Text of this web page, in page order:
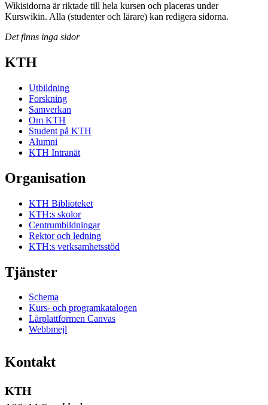
Wikisidorna är riktade till hela kursen och placeras under
Kurswikin. Alla (studenter och lärare) kan redigera sidorna.
Det finns inga sidor
KTH
Utbildning
Forskning
Samverkan
Om KTH
Student på KTH
Alumni
KTH Intranät
Organisation
KTH Biblioteket
KTH:s skolor
Centrumbildningar
Rektor och ledning
KTH:s verksamhetsstöd
Tjänster
Schema
Kurs- och programkatalogen
Lärplattformen Canvas
Webbmejl
Kontakt
KTH